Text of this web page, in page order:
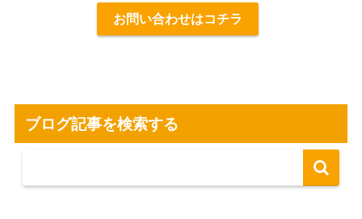
お問い合わせはコチラ
ブログ記事を検索する